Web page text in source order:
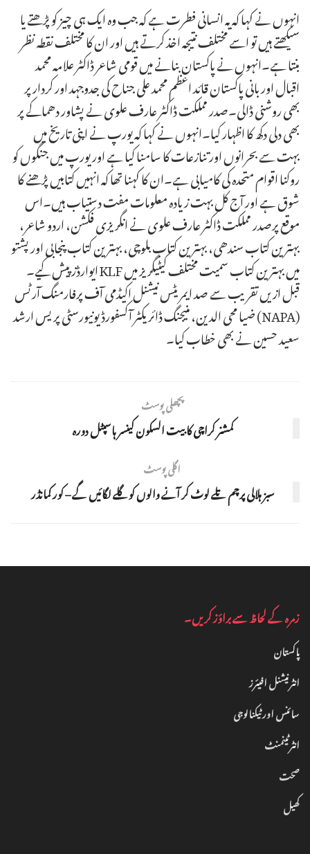
انہوں نے کہا کہ یہ انسانی فطرت ہے کہ جب وہ ایک ہی چیز کو پڑھتے یا
سیکھتے ہیں تو اسے مختلف نتیجہ اخذ کرتے ہیں اور ان کا مختلف نقطہ نظر
بنتا ہے۔انہوں نے پاکستان بنانے میں قومی شاعر ڈاکٹر علامہ محمد
اقبال اور بانی پاکستان قائد اعظم محمد علی جناح کی جدوجہد اور کردار پر
بھی روشنی ڈالی۔صدر مملکت ڈاکٹر عارف علوی نے پشاور دھماکے پر
بھی دلی دکھ کا اظہار کیا۔انہوں نے کہا کہ یورپ نے اپنی تاریخ میں
بہت سے بحرانوں اور تنازعات کا سامنا کیا ہے اور یورپ میں جنگوں کو
روکنا اقوام متحدہ کی کامیابی ہے۔ان کا کہنا تھا کہ انہیں کتابیں پڑھنے کا
شوق ہے اور آج کل بہت زیادہ معلومات مفت دستیاب ہیں۔اس
موقع پرصدر مملکت ڈاکٹر عارف علوی نے انگریزی فکشن، اردو شاعر،
بہترین کتاب سندھی، بہترین کتاب بلوچی، بہترین کتاب پنجابی اور پشتو
میں بہترین کتاب سمیت مختلف کیٹیگریز میں KLF ایوارڈز پیش کیے۔
قبل ازیں تقریب سے صد ایمریٹس نیشنل اکیڈمی آف پرفارمنگ آرٹس
(NAPA) ضیا محی الدین، منیجنگ ڈائریکٹر آکسفورڈ یونیورسٹی پریس ارشد
سعید حسین نے بھی خطاب کیا۔
پچھلی پوسٹ
کمشنر کراچی کا بیت السکون کینسر ہاسپٹل دورہ
اگلی پوسٹ
سبز ہلالی پرچم تلے لوٹ کر آنے والوں کو گلے لگائیں گے – کور کمانڈر
زمرہ کے لحاظ سے براؤز کریں۔
پاکستان
انٹرنیشنل افیئرز
سائنس اور ٹیکنالوجی
انٹرٹینمنٹ‎
صحت
کھیل